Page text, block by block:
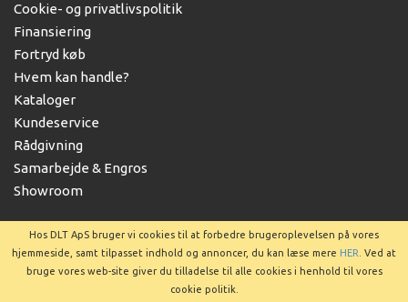
Cookie- og privatlivspolitik
Finansiering
Fortryd køb
Hvem kan handle?
Kataloger
Kundeservice
Rådgivning
Samarbejde & Engros
Showroom
Copyright © 2025 DLT ApS
Hos DLT ApS bruger vi cookies til at forbedre brugeroplevelsen på vores
hjemmeside, samt tilpasset indhold og annoncer, du kan læse mere HER . Ved at
bruge vores web-site giver du tilladelse til alle cookies i henhold til vores
cookie politik.